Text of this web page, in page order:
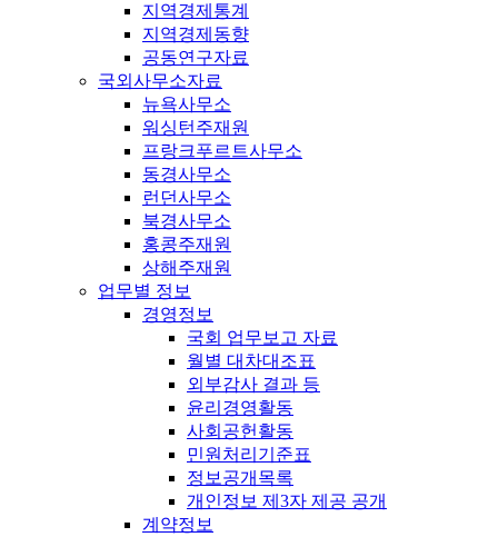
지역경제통계
지역경제동향
공동연구자료
국외사무소자료
뉴욕사무소
워싱턴주재원
프랑크푸르트사무소
동경사무소
런던사무소
북경사무소
홍콩주재원
상해주재원
업무별 정보
경영정보
국회 업무보고 자료
월별 대차대조표
외부감사 결과 등
윤리경영활동
사회공헌활동
민원처리기준표
정보공개목록
개인정보 제3자 제공 공개
계약정보